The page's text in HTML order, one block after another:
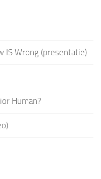
IS Wrong (presentatie)
Human?